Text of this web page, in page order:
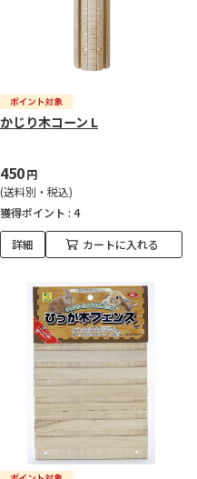
かじり木コーン L
450円
(送料別・税込)
獲得ポイント : 4
詳細 カートに入れる